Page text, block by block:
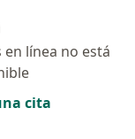
en línea no está
cita